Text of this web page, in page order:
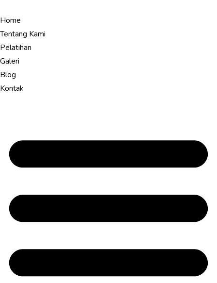
Home
Tentang Kami
Pelatihan
Galeri
Blog
Kontak